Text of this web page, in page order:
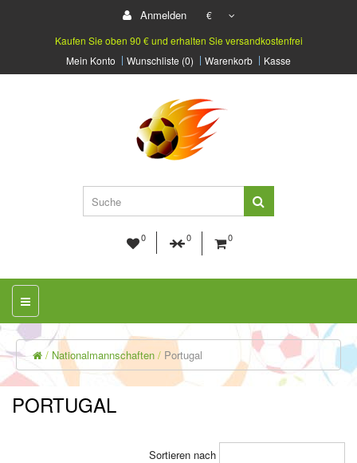
Anmelden
€
Kaufen Sie oben 90 € und erhalten Sie versandkostenfrei
Mein Konto
Wunschliste (0) Warenkorb Kasse
0 0 0
Nationalmannschaften Portugal
PORTUGAL
Sortieren nach